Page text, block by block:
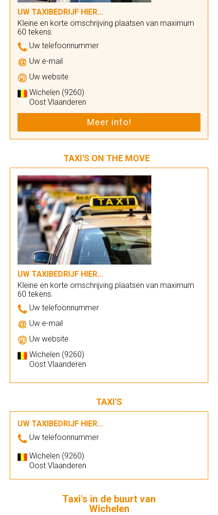
UW TAXIBEDRIJF HIER...
Kleine en korte omschrijving plaatsen van maximum
60 tekens.
Uw telefoonnummer
Uw e-mail
Uw website
Wichelen (9260)
Oost Vlaanderen
Meer info!
TAXI'S ON THE MOVE
UW TAXIBEDRIJF HIER...
Kleine en korte omschrijving plaatsen van maximum
60 tekens.
Uw telefoonnummer
Uw e-mail
Uw website
Wichelen (9260)
Oost Vlaanderen
TAXI'S
UW TAXIBEDRIJF HIER...
Uw telefoonnummer
Wichelen (9260)
Oost Vlaanderen
Taxi's in de buurt van
Wichelen